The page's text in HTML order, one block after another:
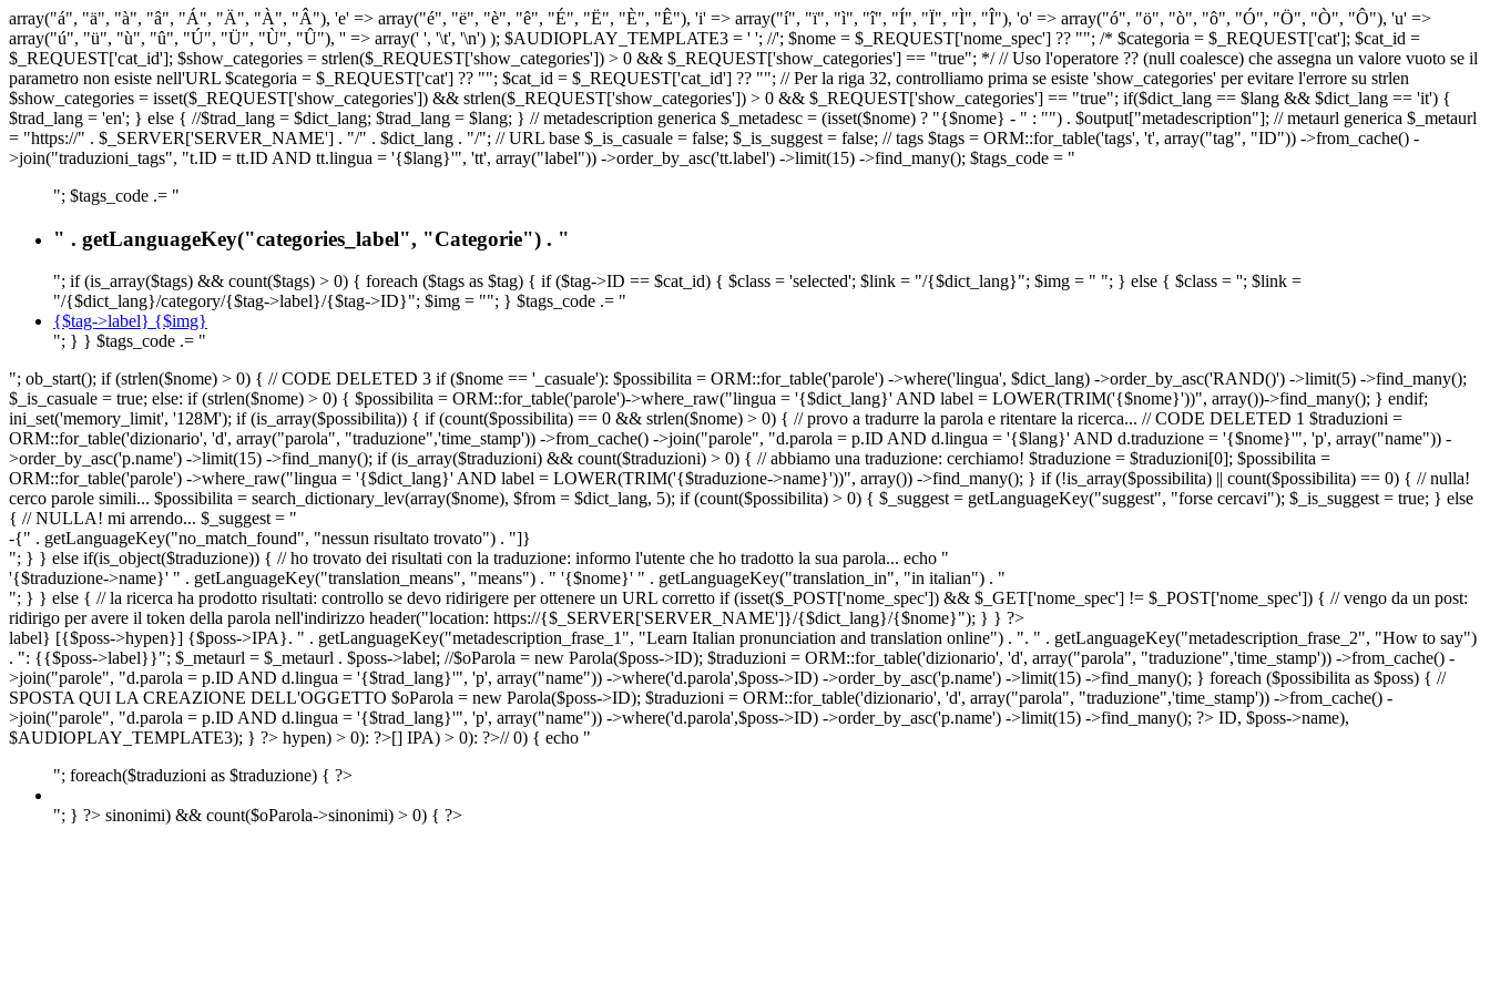
array("á", "ä", "à", "â", "Á", "Ä", "À", "Â"), 'e' => array("é", "ë", "è", "ê", "É", "Ë", "È", "Ê"), 'i' => array("í", "ï", "ì", "î", "Í", "Ï", "Ì", "Î"), 'o' => array("ó", "ö", "ò", "ô", "Ó", "Ö", "Ò", "Ô"), 'u' =>
array("ú", "ü", "ù", "û", "Ú", "Ü", "Ù", "Û"), '' => array(' ', '\t', '\n') ); $AUDIOPLAY_TEMPLATE3 = ' '; //'; $nome = $_REQUEST['nome_spec'] ?? ""; /* $categoria = $_REQUEST['cat']; $cat_id =
$_REQUEST['cat_id']; $show_categories = strlen($_REQUEST['show_categories']) > 0 && $_REQUEST['show_categories'] == "true"; */ // Uso l'operatore ?? (null coalesce) che assegna un valore vuoto se il
parametro non esiste nell'URL $categoria = $_REQUEST['cat'] ?? ""; $cat_id = $_REQUEST['cat_id'] ?? ""; // Per la riga 32, controlliamo prima se esiste 'show_categories' per evitare l'errore su strlen
$show_categories = isset($_REQUEST['show_categories']) && strlen($_REQUEST['show_categories']) > 0 && $_REQUEST['show_categories'] == "true"; if($dict_lang == $lang && $dict_lang == 'it') {
$trad_lang = 'en'; } else { //$trad_lang = $dict_lang; $trad_lang = $lang; } // metadescription generica $_metadesc = (isset($nome) ? "{$nome} - " : "") . $output["metadescription"]; // metaurl generica $_metaurl
= "https://" . $_SERVER['SERVER_NAME'] . "/" . $dict_lang . "/"; // URL base $_is_casuale = false; $_is_suggest = false; // tags $tags = ORM::for_table('tags', 't', array("tag", "ID")) ->from_cache() -
>join("traduzioni_tags", "t.ID = tt.ID AND tt.lingua = '{$lang}'", 'tt', array("label")) ->order_by_asc('tt.label') ->limit(15) ->find_many(); $tags_code = "
"; $tags_code .= "
" . getLanguageKey("categories_label", "Categorie") . "
"; if (is_array($tags) && count($tags) > 0) { foreach ($tags as $tag) { if ($tag->ID == $cat_id) { $class = 'selected'; $link = "/{$dict_lang}"; $img = " "; } else { $class = ''; $link =
"/{$dict_lang}/category/{$tag->label}/{$tag->ID}"; $img = ""; } $tags_code .= "
{$tag->label} {$img}
"; } } $tags_code .= "
"; ob_start(); if (strlen($nome) > 0) { // CODE DELETED 3 if ($nome == '_casuale'): $possibilita = ORM::for_table('parole') ->where('lingua', $dict_lang) ->order_by_asc('RAND()') ->limit(5) ->find_many();
$_is_casuale = true; else: if (strlen($nome) > 0) { $possibilita = ORM::for_table('parole')->where_raw("lingua = '{$dict_lang}' AND label = LOWER(TRIM('{$nome}'))", array())->find_many(); } endif;
ini_set('memory_limit', '128M'); if (is_array($possibilita)) { if (count($possibilita) == 0 && strlen($nome) > 0) { // provo a tradurre la parola e ritentare la ricerca... // CODE DELETED 1 $traduzioni =
ORM::for_table('dizionario', 'd', array("parola", "traduzione",'time_stamp')) ->from_cache() ->join("parole", "d.parola = p.ID AND d.lingua = '{$lang}' AND d.traduzione = '{$nome}'", 'p', array("name")) -
>order_by_asc('p.name') ->limit(15) ->find_many(); if (is_array($traduzioni) && count($traduzioni) > 0) { // abbiamo una traduzione: cerchiamo! $traduzione = $traduzioni[0]; $possibilita =
ORM::for_table('parole') ->where_raw("lingua = '{$dict_lang}' AND label = LOWER(TRIM('{$traduzione->name}'))", array()) ->find_many(); } if (!is_array($possibilita) || count($possibilita) == 0) { // nulla!
cerco parole simili... $possibilita = search_dictionary_lev(array($nome), $from = $dict_lang, 5); if (count($possibilita) > 0) { $_suggest = getLanguageKey("suggest", "forse cercavi"); $_is_suggest = true; } else
{ // NULLA! mi arrendo... $_suggest = "
-{" . getLanguageKey("no_match_found", "nessun risultato trovato") . "]}
"; } } else if(is_object($traduzione)) { // ho trovato dei risultati con la traduzione: informo l'utente che ho tradotto la sua parola... echo "
'{$traduzione->name}' " . getLanguageKey("translation_means", "means") . " '{$nome}' " . getLanguageKey("translation_in", "in italian") . "
"; } } else { // la ricerca ha prodotto risultati: controllo se devo ridirigere per ottenere un URL corretto if (isset($_POST['nome_spec']) && $_GET['nome_spec'] != $_POST['nome_spec']) { // vengo da un post:
ridirigo per avere il token della parola nell'indirizzo header("location: https://{$_SERVER['SERVER_NAME']}/{$dict_lang}/{$nome}"); } } ?>
label} [{$poss->hypen}] {$poss->IPA}. " . getLanguageKey("metadescription_frase_1", "Learn Italian pronunciation and translation online") . ". " . getLanguageKey("metadescription_frase_2", "How to say")
. ": {{$poss->label}}"; $_metaurl = $_metaurl . $poss->label; //$oParola = new Parola($poss->ID); $traduzioni = ORM::for_table('dizionario', 'd', array("parola", "traduzione",'time_stamp')) ->from_cache() -
>join("parole", "d.parola = p.ID AND d.lingua = '{$trad_lang}'", 'p', array("name")) ->where('d.parola',$poss->ID) ->order_by_asc('p.name') ->limit(15) ->find_many(); } foreach ($possibilita as $poss) { //
SPOSTA QUI LA CREAZIONE DELL'OGGETTO $oParola = new Parola($poss->ID); $traduzioni = ORM::for_table('dizionario', 'd', array("parola", "traduzione",'time_stamp')) ->from_cache() -
>join("parole", "d.parola = p.ID AND d.lingua = '{$trad_lang}'", 'p', array("name")) ->where('d.parola',$poss->ID) ->order_by_asc('p.name') ->limit(15) ->find_many(); ?> ID, $poss->name),
$AUDIOPLAY_TEMPLATE3); } ?> hypen) > 0): ?>[] IPA) > 0): ?>// 0) { echo "
"; foreach($traduzioni as $traduzione) { ?>
"; } ?> sinonimi) && count($oParola->sinonimi) > 0) { ?>